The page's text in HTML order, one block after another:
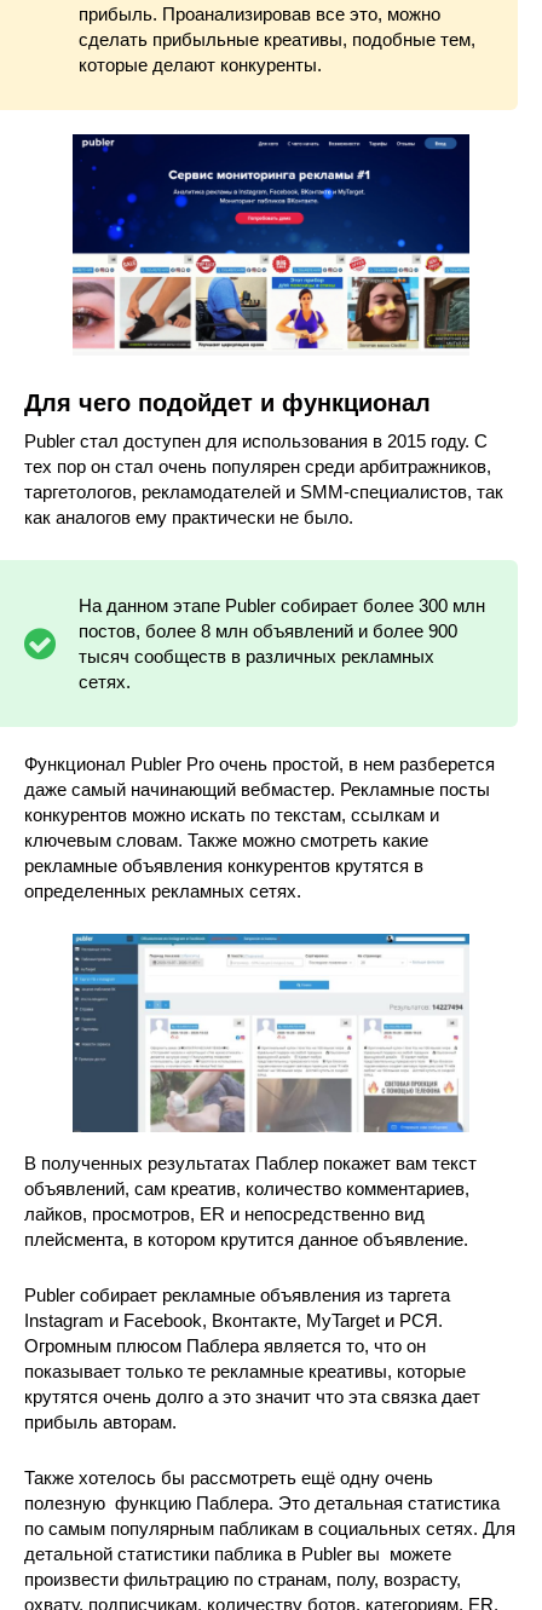
прибыль. Проанализировав все это, можно
сделать прибыльные креативы, подобные тем,
которые делают конкуренты.
Для чего подойдет и функционал
Publer стал доступен для использования в 2015 году. С
тех пор он стал очень популярен среди арбитражников,
таргетологов, рекламодателей и SMM-специалистов, так
как аналогов ему практически не было.
На данном этапе Publer собирает более 300 млн
постов, более 8 млн объявлений и более 900
тысяч сообществ в различных рекламных
сетях.
Функционал Publer Pro очень простой, в нем разберется
даже самый начинающий вебмастер. Рекламные посты
конкурентов можно искать по текстам, ссылкам и
ключевым словам. Также можно смотреть какие
рекламные объявления конкурентов крутятся в
определенных рекламных сетях.
В полученных результатах Паблер покажет вам текст
объявлений, сам креатив, количество комментариев,
лайков, просмотров, ER и непосредственно вид
плейсмента, в котором крутится данное объявление.
Publer собирает рекламные объявления из таргета
Instagram и Facebook, Вконтакте, MyTarget и РСЯ.
Огромным плюсом Паблера является то, что он
показывает только те рекламные креативы, которые
крутятся очень долго а это значит что эта связка дает
прибыль авторам.
Также хотелось бы рассмотреть ещё одну очень
полезную функцию Паблера. Это детальная статистика
по самым популярным пабликам в социальных сетях. Для
детальной статистики паблика в Publer вы можете
произвести фильтрацию по странам, полу, возрасту,
охвату, подписчикам, количеству ботов, категориям, ER,